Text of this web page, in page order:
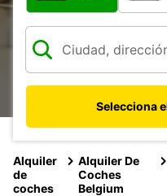
Selecciona
Alquiler
de
coches
Alquiler De
Coches
Belgium